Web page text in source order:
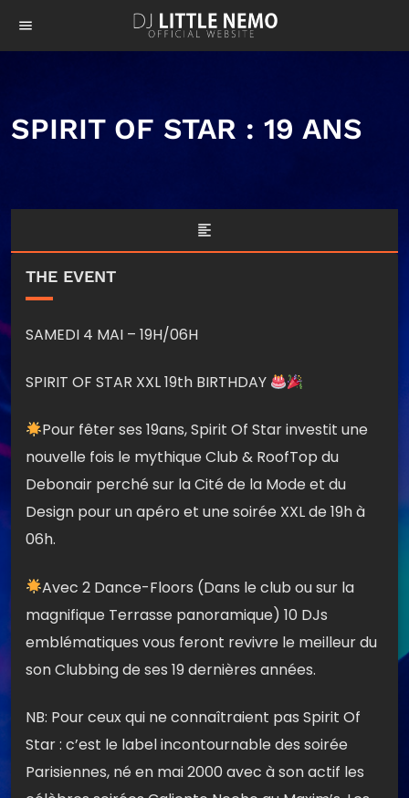
menu
SPIRIT OF STAR : 19 ANS
format_align_left
THE EVENT
SAMEDI 4 MAI – 19H/06H
SPIRIT OF STAR XXL 19th BIRTHDAY
Pour fêter ses 19ans, Spirit Of Star investit une
nouvelle fois le mythique Club & RoofTop du
Debonair perché sur la Cité de la Mode et du
Design pour un apéro et une soirée XXL de 19h à
06h.
Avec 2 Dance-Floors (Dans le club ou sur la
magnifique Terrasse panoramique) 10 DJs
emblématiques vous feront revivre le meilleur du
son Clubbing de ses 19 dernières années.
NB: Pour ceux qui ne connaîtraient pas Spirit Of
Star : c’est le label incontournable des soirée
Parisiennes, né en mai 2000 avec à son actif les